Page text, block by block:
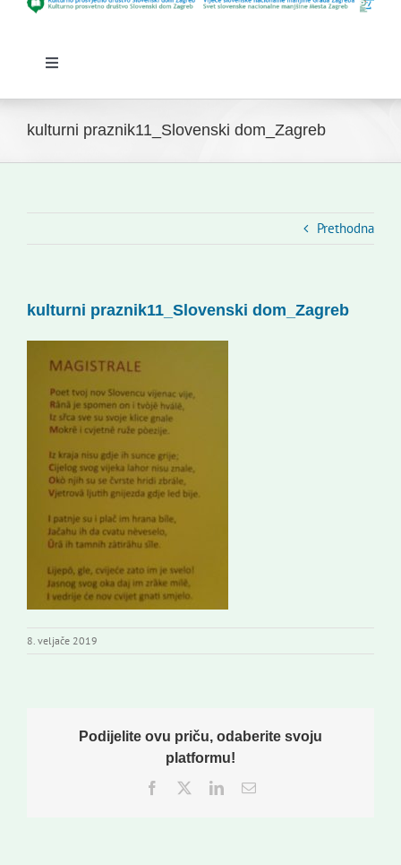
Toggle
Početna
Novosti
Slovenski dom Zagreb
Korisne informacije
kulturni praznik11_Slovenski dom_Zagreb
Prethodna
kulturni praznik11_Slovenski dom_Zagreb
8. veljače 2019
Podijelite ovu priču, odaberite svoju
platformu!
Facebook
TwitterLinkedInEmail: